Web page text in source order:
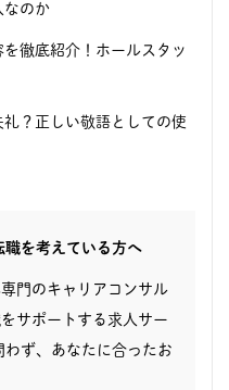
なのか
徹底紹介！ホールスタッ
礼？正しい敬語としての使
職を考えている方へ
門のキャリアコンサル
サポートする求人サー
わず、あなたに合ったお